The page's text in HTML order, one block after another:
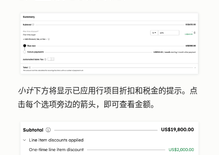
小计下方将显示已应用行项目折扣和税金的提示。点
击每个选项旁边的箭头，即可查看金额。